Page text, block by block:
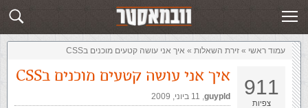
שלח תשובה זירת השאלות
עמוד ראשי » ‏זירת השאלות‏ » איך אני עושה קטעים מוכנים בCSS
911
צפיות
איך אני עושה קטעים מוכנים בCSS
guypld
,‏ 11 ביוני, 2009